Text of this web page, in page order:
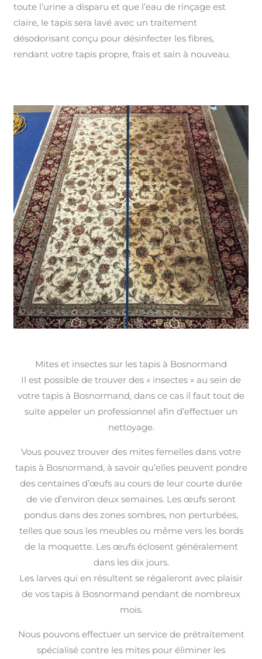
toute l’urine a disparu et que l’eau de rinçage est
claire, le tapis sera lavé avec un traitement
désodorisant conçu pour désinfecter les fibres,
rendant votre tapis propre, frais et sain à nouveau.
Mites et insectes sur les tapis à Bosnormand
Il est possible de trouver des « insectes » au sein de
votre tapis à Bosnormand, dans ce cas il faut tout de
suite appeler un professionnel afin d’effectuer un
nettoyage.
Vous pouvez trouver des mites femelles dans votre
tapis à Bosnormand, à savoir qu’elles peuvent pondre
des centaines d’œufs au cours de leur courte durée
de vie d’environ deux semaines. Les œufs seront
pondus dans des zones sombres, non perturbées,
telles que sous les meubles ou même vers les bords
de la moquette. Les œufs éclosent généralement
dans les dix jours.
Les larves qui en résultent se régaleront avec plaisir
de vos tapis à Bosnormand pendant de nombreux
mois.
Nous pouvons effectuer un service de prétraitement
spécialisé contre les mites pour éliminer les